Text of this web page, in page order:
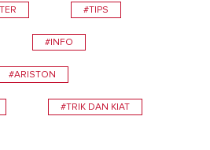
#TIPS
#INFO
#ARISTON
#TRIK DAN KIAT